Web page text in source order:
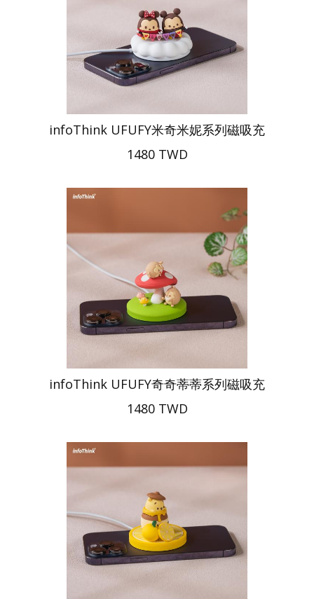
infoThink UFUFY米奇米妮系列磁吸充
1480 TWD
infoThink UFUFY奇奇蒂蒂系列磁吸充
1480 TWD